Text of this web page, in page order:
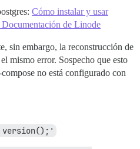
Cómo instalar y usar
de Linode
sin embargo, la reconstrucción de
mismo error. Sospecho que esto
no está configurado con
version();'